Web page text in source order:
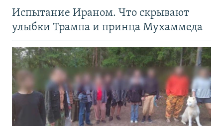
Испытание Ираном. Что скрывают
улыбки Трампа и принца Мухаммеда